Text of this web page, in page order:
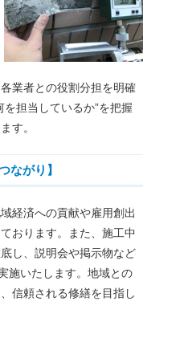
業者との役割分担を明確
担当しているか”を把握
す。
ながり】
経済への貢献や雇用創出
おります。また、施工中
し、説明会や掲示物など
施いたします。地域との
信頼される修繕を目指し